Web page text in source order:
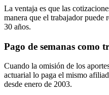
La ventaja es que las
manera que el trabajador puede
30 años.
Pago de semanas como
Cuando la omisión de los
actuarial lo paga el mismo
desde enero de 2003.